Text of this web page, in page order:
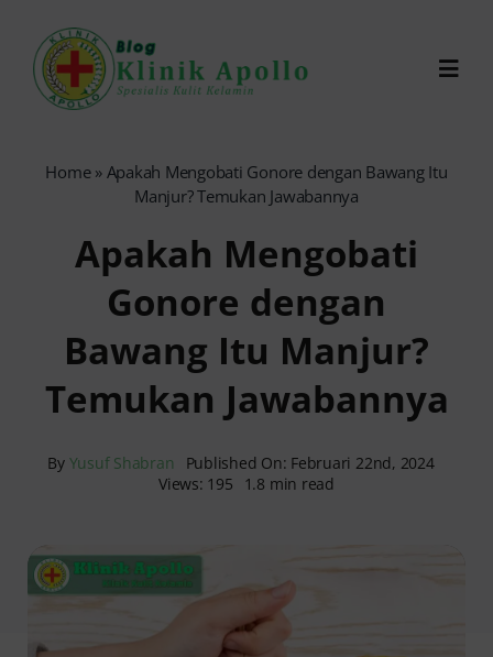
content
Reservasi Online
Search
for:
Home» Apakah Mengobati Gonore dengan Bawang Itu
Manjur? Temukan Jawabannya
Apakah Mengobati
Gonore dengan
Bawang Itu Manjur?
Temukan Jawabannya
By Yusuf Shabran
Published On: Februari 22nd, 2024
Views: 195
1.8 min read